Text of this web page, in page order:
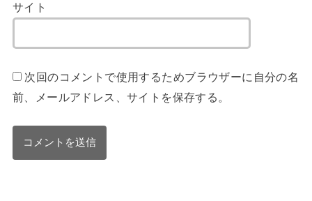
サイト
次回のコメントで使用するためブラウザーに自分の名
前、メールアドレス、サイトを保存する。